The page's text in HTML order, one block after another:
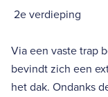
2e verdieping
Via een vaste trap
bevindt zich een
het dak. Ondanks